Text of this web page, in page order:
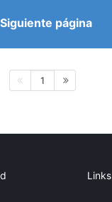
Siguiente página
1
Links